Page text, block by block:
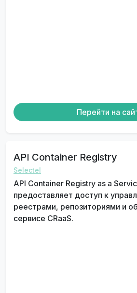
Перейти на
API Container Registry
Selectel
API Container Registry as a
предоставляет доступ к
реестрами, репозиториями и
сервисе CRaaS.